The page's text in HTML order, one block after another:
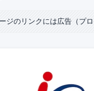
ジのリンクには広告（プ